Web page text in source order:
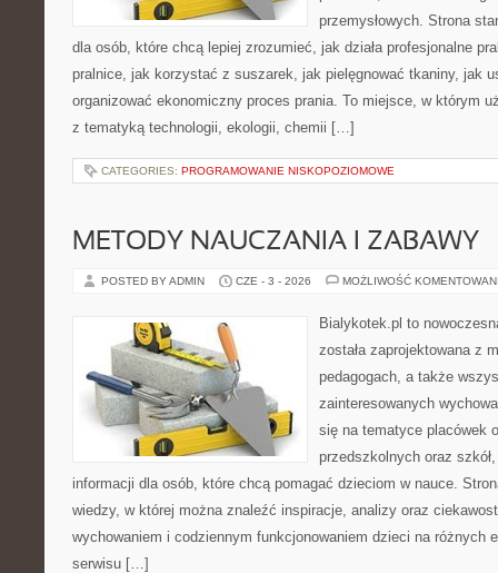
przemysłowych. Strona
dla osób, które chcą lepiej zrozumieć, jak działa profesjonalne
pralnice, jak korzystać z suszarek, jak pielęgnować tkaniny, jak
organizować ekonomiczny proces prania. To miejsce, w którym
z tematyką technologii, ekologii, chemii […]
CATEGORIES: PROGRAMOWANIE NISKOPOZIOMOWE
METODY NAUCZANIA I ZABAWY
POSTED BY ADMIN CZE - 3 - 2026 MOŻLIWOŚĆ
Bialykotek.pl to
została zaprojektowana z
pedagogach, a także
zainteresowanych
się na tematyce placówek
przedszkolnych oraz
informacji dla osób, które chcą pomagać dzieciom w nauce.
wiedzy, w której można znaleźć inspiracje, analizy oraz
wychowaniem i codziennym funkcjonowaniem dzieci na różnych
serwisu […]